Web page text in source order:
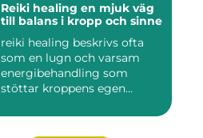
Reiki healing en mjuk väg
till balans i kropp och sinne
reiki healing beskrivs ofta
som en lugn och varsam
energibehandling som
stöttar kroppens egen